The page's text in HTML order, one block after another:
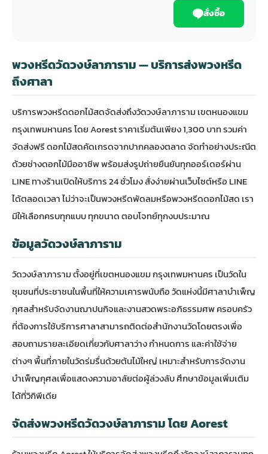
สั่งซื้อ
พวงหรีดวัดวงษ์ลาภาราม — บริการส่งพวงหรีด
ถึงศาลา
บริการพวงหรีดดอกไม้สดจัดส่งถึงวัดวงษ์ลาภาราม เขตหนองแขม
กรุงเทพมหานคร โดย Aorest ราคาเริ่มต้นเพียง 1,300 บาท รวมค่า
จัดส่งฟรี ดอกไม้สดคัดเกรดจากปากคลองตลาด จัดทำอย่างประณีต
ด้วยช่างดอกไม้มืออาชีพ พร้อมส่งรูปถ่ายยืนยันทุกออร์เดอร์ผ่าน
LINE ทางร้านเปิดให้บริการ 24 ชั่วโมง สั่งง่ายผ่านเว็บไซต์หรือ LINE
ได้ตลอดเวลา ไม่ว่าจะเป็นพวงหรีดพัดลมหรือพวงหรีดดอกไม้สด เรา
มีให้เลือกครบทุกแบบ ทุกขนาด ตอบโจทย์ทุกงบประมาณ
ข้อมูลวัดวงษ์ลาภาราม
วัดวงษ์ลาภาราม ตั้งอยู่ที่เขตหนองแขม กรุงเทพมหานคร เป็นวัดใน
ชุมชนที่ประชาชนในพื้นที่ให้ความเคารพนับถือ วัดแห่งนี้มีศาลาบำเพ็ญ
กุศลสำหรับจัดงานฌาปนกิจและงานสวดพระอภิธรรมศพ ครอบครัว
ที่ต้องการใช้บริการศาลาสามารถติดต่อสำนักงานวัดโดยตรงเพื่อ
สอบถามรายละเอียดเกี่ยวกับศาลาว่าง กำหนดการ และค่าใช้จ่าย
ต่างๆ พื้นที่ภายในวัดร่มรื่นด้วยต้นไม้ใหญ่ เหมาะสำหรับการจัดงาน
บำเพ็ญกุศลเพื่อแสดงความอาลัยต่อผู้ล่วงลับ ศึกษาข้อมูลเพิ่มเติม
ได้ที่วิกิพีเดีย
จัดส่งพวงหรีดวัดวงษ์ลาภาราม โดย Aorest